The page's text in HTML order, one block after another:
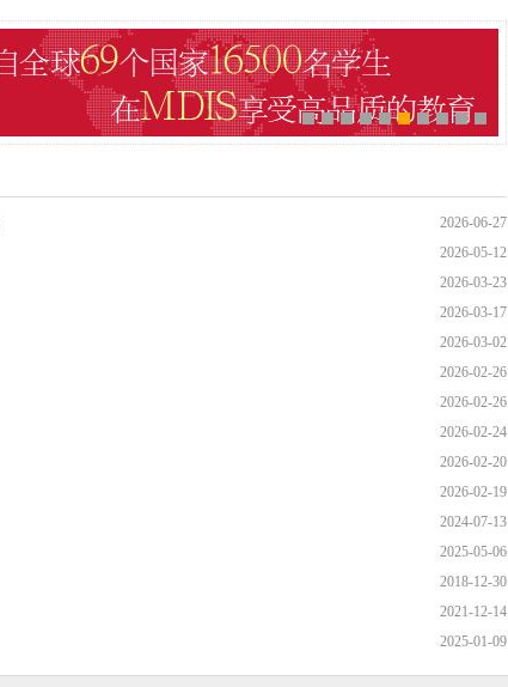
2026-06-27
2026-05-12
2026-03-23
2026-03-17
2026-03-02
2026-02-26
2026-02-26
2026-02-24
2026-02-20
2026-02-19
2024-07-13
2025-05-06
2018-12-30
2021-12-14
2025-01-09